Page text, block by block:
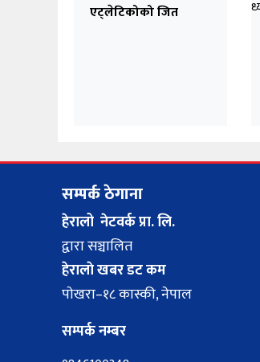
एट्लेटिकोको जित
सम्पर्क ठेगाना
हेरालो नेटवर्क प्रा. लि.
द्वारा सञ्चालित
हेरालाे खबर डट कम
पाेखरा–१८ कास्की, नेपाल
सम्पर्क नम्बर